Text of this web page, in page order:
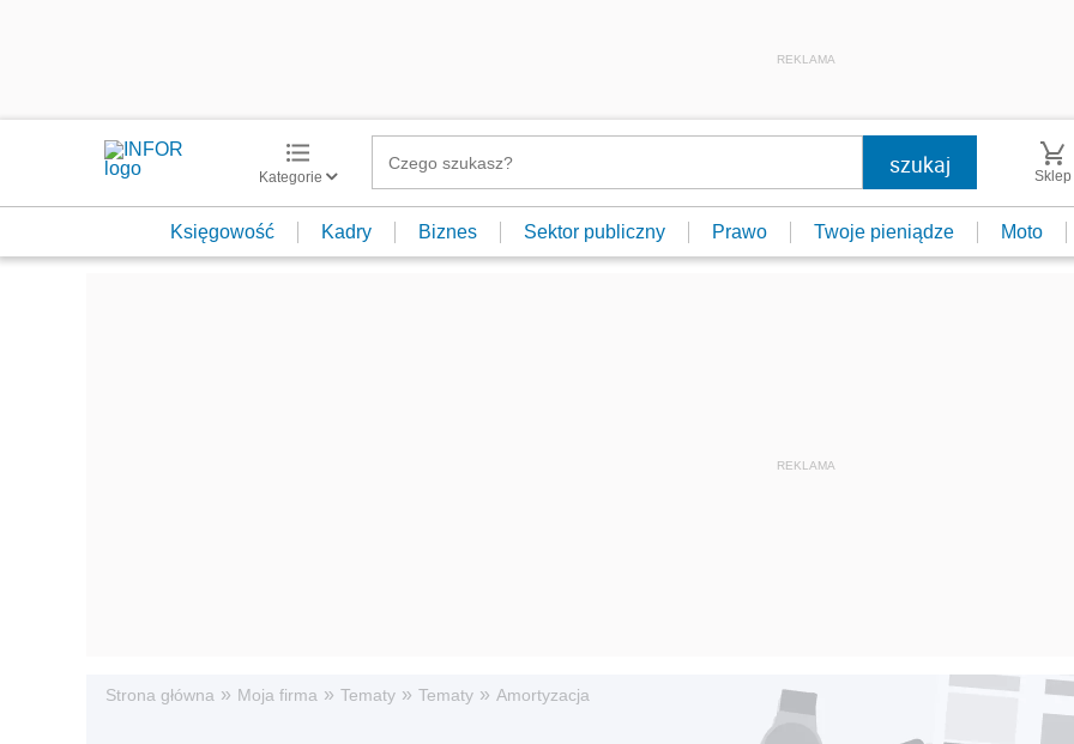
REKLAMA
Kategorie Sklep
Księgowość Kadry Biznes Sektor publiczny Prawo Twoje pieniądze Moto
Strona główna » Moja firma » Tematy » Tematy » Amortyzacja